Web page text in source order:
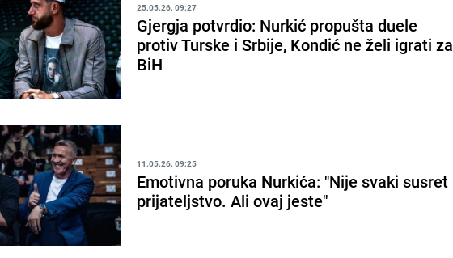
25.05.26. 09:27
Gjergja potvrdio: Nurkić propušta duele
protiv Turske i Srbije, Kondić ne želi igrati za
BiH
11.05.26. 09:25
Emotivna poruka Nurkića: "Nije svaki susret
prijateljstvo. Ali ovaj jeste"